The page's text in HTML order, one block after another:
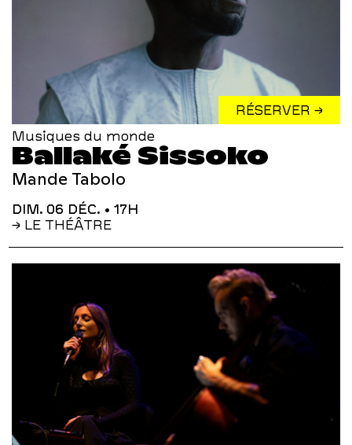
RÉSERVER →
Musiques du monde
Ballaké Sissoko
Mande Tabolo
DIM. 06 DÉC. • 17H
→ LE THÉÂTRE